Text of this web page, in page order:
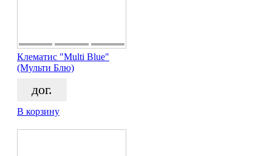
Клематис "Multi Blue"
(Мульти Блю)
дог.
В корзину